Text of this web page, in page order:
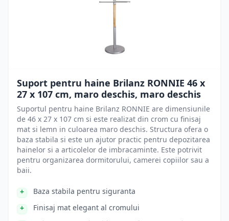
Suport pentru haine Brilanz RONNIE 46 x
27 x 107 cm, maro deschis, maro deschis
Suportul pentru haine Brilanz RONNIE are dimensiunile
de 46 x 27 x 107 cm si este realizat din crom cu finisaj
mat si lemn in culoarea maro deschis. Structura ofera o
baza stabila si este un ajutor practic pentru depozitarea
hainelor si a articolelor de imbracaminte. Este potrivit
pentru organizarea dormitorului, camerei copiilor sau a
baii.
Baza stabila pentru siguranta
Finisaj mat elegant al cromului